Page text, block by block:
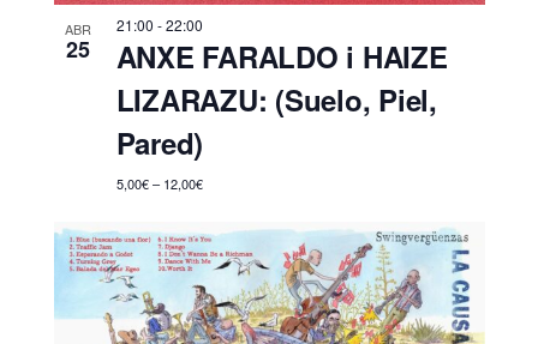
ABR
25
21:00 -22:00
ANXE FARALDO i HAIZE
LIZARAZU: (Suelo, Piel,
Pared)
5,00€ – 12,00€